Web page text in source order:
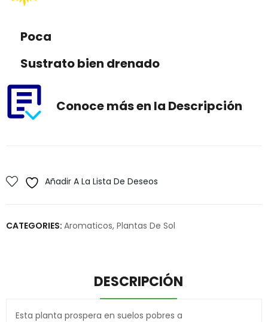
Poca
Sustrato bien drenado
Conoce más en la Descripción
Añadir A La Lista De Deseos
CATEGORIES: Aromaticos, Plantas De Sol
DESCRIPCIÓN
Esta planta prospera en suelos pobres a